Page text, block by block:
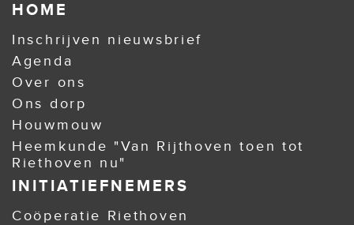
HOME
Inschrijven nieuwsbrief
Agenda
Over ons
Ons dorp
Houwmouw
Heemkunde "Van Rijthoven toen tot
Riethoven nu"
INITIATIEFNEMERS
Coöperatie Riethoven